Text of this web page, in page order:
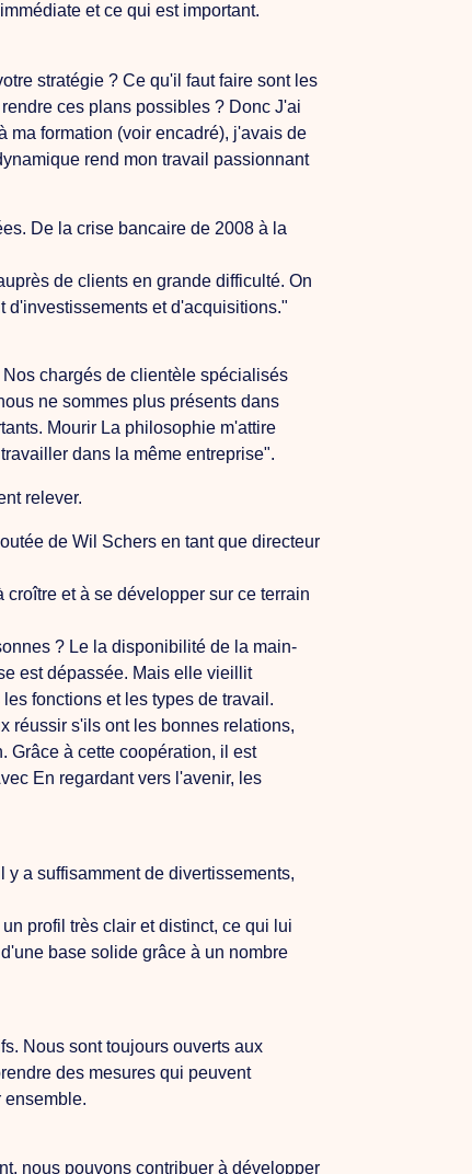
et ce qui est important.
stratégie ?Ce qu'il faut fairesont les
ces plans possibles ? DoncJ'ai
ma formation (voir encadré), j'avais de
rend mon travail passionnant
De la crise bancaire de 2008 à la
de clients en grande difficulté. On
et d'acquisitions."
chargés de clientèle spécialisés
ne sommes plus présents dans
Mourir La philosophie m'attire
dans la même entreprise".
relever.
de Wil Schers en tant que directeur
et à se développer sur ce terrain
? Le la disponibilité de la main-
est dépassée. Mais elle vieillit
fonctions et les types de travail.
réussir s'ils ont les bonnes relations,
Grâce à cette coopération, il est
En regardant vers l'avenir, les
a suffisamment de divertissements,
un profil très clair et distinct, ce qui lui
base solide grâce à un nombre
Noussont toujours ouverts aux
des mesures qui peuvent
ensemble.
nous pouvons contribuer à développer